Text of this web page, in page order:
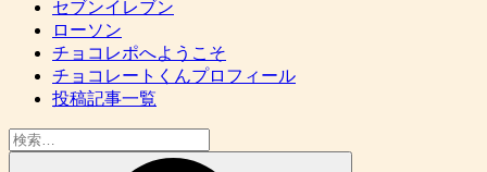
セブンイレブン
ローソン
チョコレポへようこそ
チョコレートくんプロフィール
投稿記事一覧
検
索: